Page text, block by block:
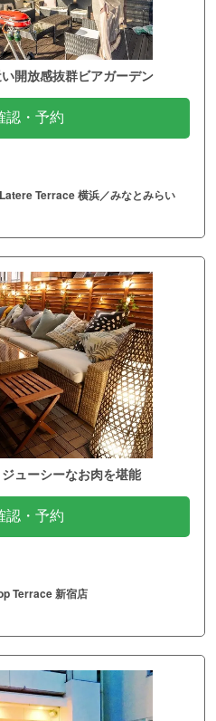
開放感抜群ビアガーデン
認・予約
Terrace 横浜／みなとみらい
ューシーなお肉を堪能
認・予約
Terrace 新宿店